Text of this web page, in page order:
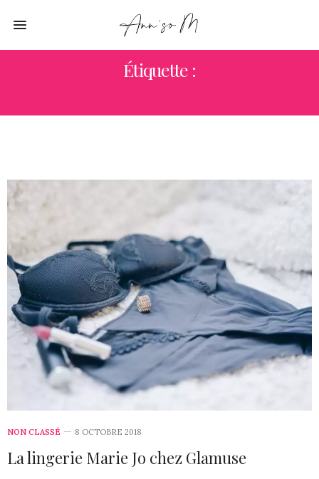
Étiquette :
NON CLASSÉ 8 OCTOBRE 2018
La lingerie Marie Jo chez Glamuse